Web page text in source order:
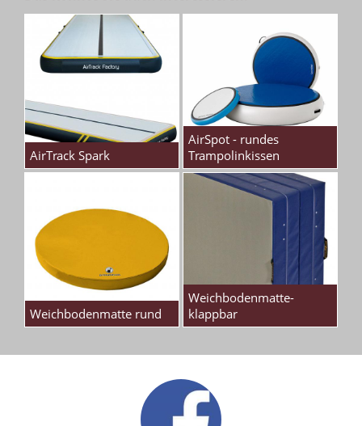
AirTrack Spark
AirSpot - rundes
Trampolinkissen
Weichbodenmatte rund
Weichbodenmatte-
klappbar